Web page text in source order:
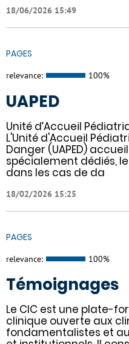
18/06/2026 15:49
PAGES
relevance: 100%
UAPED
Unité d’Accueil
L'Unité d'Accueil
Danger (UAPED)
spécialement dédiés,
dans les cas de da
18/02/2026 15:25
PAGES
relevance: 100%
Témoignages
Le CIC est une plate-
clinique ouverte aux
fondamentalistes et